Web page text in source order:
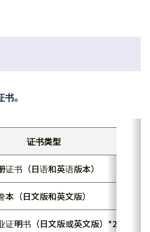
。
证书类型
证书（日语和英语版本）
本（日文版和英文版）
证明书（日文版或英文版）*2